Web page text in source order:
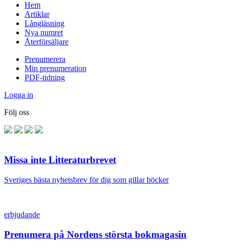
Hem
Artiklar
Långläsning
Nya numret
Återförsäljare
Prenumerera
Min prenumeration
PDF-tidning
Logga in
Följ oss
Missa inte Litteraturbrevet
Sveriges bästa nyhetsbrev för dig som gillar böcker
erbjudande
Prenumera på Nordens största bokmagasin